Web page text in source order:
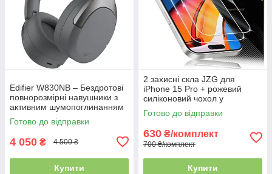
Edifier W830NB – Бездротові
повнорозмірні навушники з
активним шумопоглинанням
45 дБ, 94 год роботи, та
просторовим звуком
Готово до відправки
4 050 ₴ 4 500 ₴
Купити
2 захисні скла JZG для
iPhone 15 Pro + рожевий
силіконовий чохол у
комплекті, ударостійкий набір
для захисту телефону
Готово до відправки
630 ₴/комплект
700 ₴/комплект
Купити